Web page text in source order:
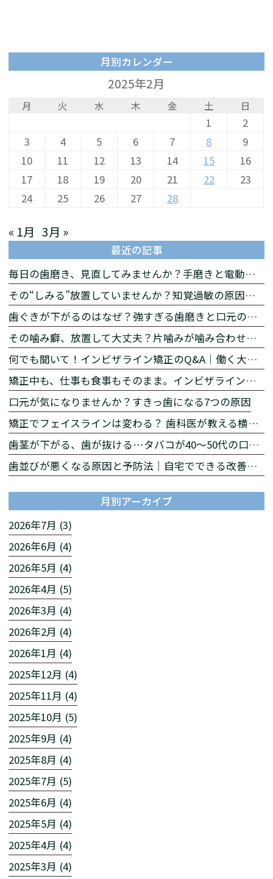
月別カレンダー
2025年2月
月 火 水 木 金 土 日
1
2
3
4 5 6 7 8
9
10
11 12 13 14 15
16
17
18 19 20 21 22
23
24
25 26 27 28
« 1月 3月 »
最近の記事
毎日の歯磨き、見直してみませんか？手磨きと電動歯ブラシの違いをわかりやすく解説
その“しみる”放置していませんか？知覚過敏の原因と対策
歯ぐきが下がるのはなぜ？強すぎる歯磨きと口元の印象の関係
その噛み癖、放置して大丈夫？片噛みが噛み合わせに与える影響とは
何でも聞いて！インビザライン矯正のQ&A｜働く大人の矯正相談【後編】
矯正中も、仕事も食事もそのまま。インビザラインが働く大人に選ばれる理由【前編】
口元が気になりませんか？すきっ歯になる7つの原因
矯正でフェイスラインは変わる？ 歯科医が教える横顔への影響
歯茎が下がる、歯が抜ける…タバコが40〜50代の口を急速に老化させる理由
歯並びが悪くなる原因と予防法｜自宅でできる改善習慣を解説
月別アーカイブ
2026年7月 (3)
2026年6月 (4)
2026年5月 (4)
2026年4月 (5)
2026年3月 (4)
2026年2月 (4)
2026年1月 (4)
2025年12月 (4)
2025年11月 (4)
2025年10月 (5)
2025年9月 (4)
2025年8月 (4)
2025年7月 (5)
2025年6月 (4)
2025年5月 (4)
2025年4月 (4)
2025年3月 (4)